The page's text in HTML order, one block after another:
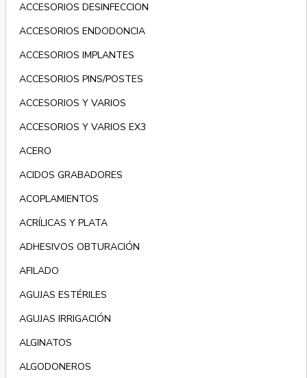
ACCESORIOS DESINFECCION
ACCESORIOS ENDODONCIA
ACCESORIOS IMPLANTES
ACCESORIOS PINS/POSTES
ACCESORIOS Y VARIOS
ACCESORIOS Y VARIOS EX3
ACERO
ACIDOS GRABADORES
ACOPLAMIENTOS
ACRÍLICAS Y PLATA
ADHESIVOS OBTURACIÓN
AFILADO
AGUJAS ESTÉRILES
AGUJAS IRRIGACIÓN
ALGINATOS
ALGODONEROS